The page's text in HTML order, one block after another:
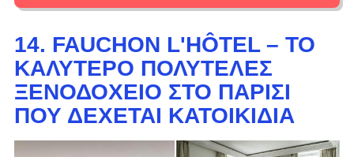
14. FAUCHON L'HÔTEL – ΤΟ
ΚΑΛΎΤΕΡΟ ΠΟΛΥΤΕΛΈΣ
ΞΕΝΟΔΟΧΕΊΟ ΣΤΟ ΠΑΡΊΣΙ
ΠΟΥ ΔΈΧΕΤΑΙ ΚΑΤΟΙΚΊΔΙΑ